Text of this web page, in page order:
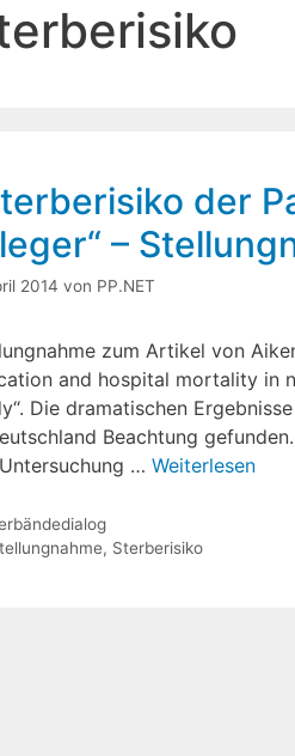
der
–
2014 von PP.NET
zum Artikel von
and hospital mortality in
Die dramatischen
Beachtung
… Weiterlesen
, Sterberisiko